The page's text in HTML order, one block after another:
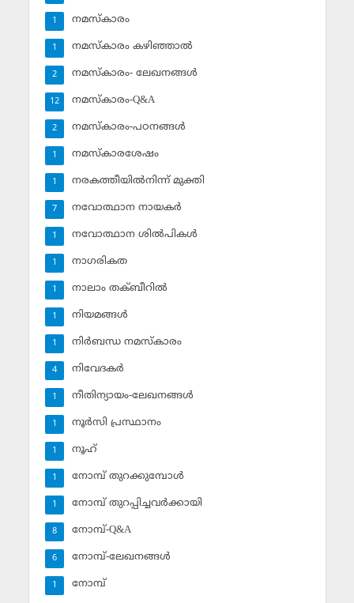
നമസ്‌കാരം
1
നമസ്‌കാരം കഴിഞ്ഞാല്‍
1
നമസ്‌കാരം- ലേഖനങ്ങള്‍
2
നമസ്‌കാരം-Q&A
12
നമസ്‌കാരം-പഠനങ്ങള്‍
2
നമസ്‌കാരശേഷം
1
നരകത്തീയില്‍നിന്ന് മുക്തി
1
നവോത്ഥാന നായകര്‍
7
നവോത്ഥാന ശില്‍പികള്‍
1
നാഗരികത
1
നാലാം തക്ബീറില്‍
1
നിയമങ്ങള്‍
1
നിര്‍ബന്ധ നമസ്‌കാരം
1
നിവേദകര്‍
4
നീതിന്യായം-ലേഖനങ്ങള്‍
1
നൂര്‍സി പ്രസ്ഥാനം
1
നൂഹ്‌
1
നോമ്പ് തുറക്കുമ്പോള്‍
1
നോമ്പ് തുറപ്പിച്ചവര്‍ക്കായി
1
നോമ്പ്-Q&A
8
നോമ്പ്-ലേഖനങ്ങള്‍
6
നോമ്പ്‌
1